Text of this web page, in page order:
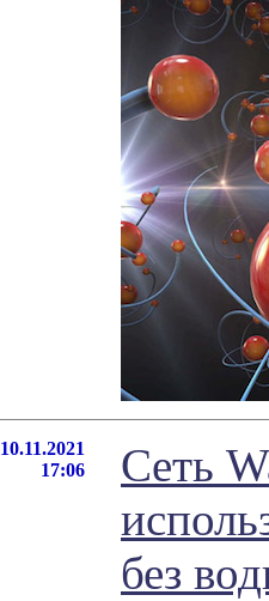
10.11.2021
17:06
Сеть
без